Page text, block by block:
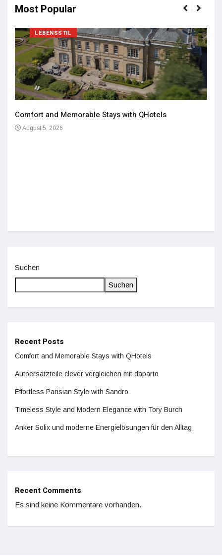
Most Popular
LEBENSSTIL
Comfort and Memorable Stays with QHotels
August 5, 2026
Suchen
Suchen
Recent Posts
Comfort and Memorable Stays with QHotels
Autoersatzteile clever vergleichen mit daparto
Effortless Parisian Style with Sandro
Timeless Style and Modern Elegance with Tory Burch
Anker Solix und moderne Energielösungen für den Alltag
Recent Comments
Es sind keine Kommentare vorhanden.